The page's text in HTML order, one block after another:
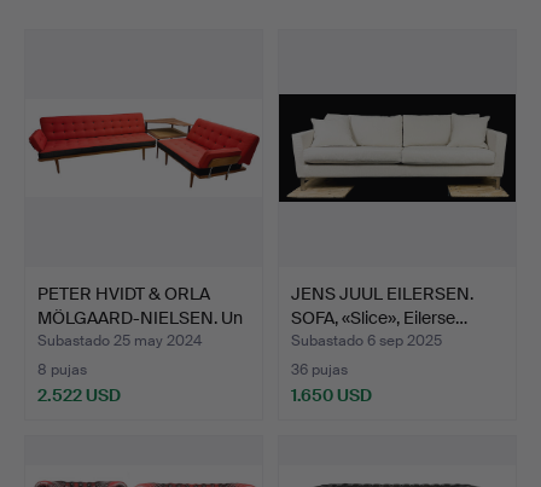
PETER HVIDT & ORLA
MÖLGAARD-NIELSEN. Un
co…
Subastado 25 may 2024
8 pujas
2.522 USD
JENS JUUL EILERSEN.
SOFA, «Slice», Eilerse…
Subastado 6 sep 2025
36 pujas
1.650 USD